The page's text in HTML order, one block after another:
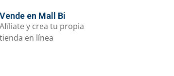
Vende en Mall Bi
Afíliate y crea tu propia
tienda en línea